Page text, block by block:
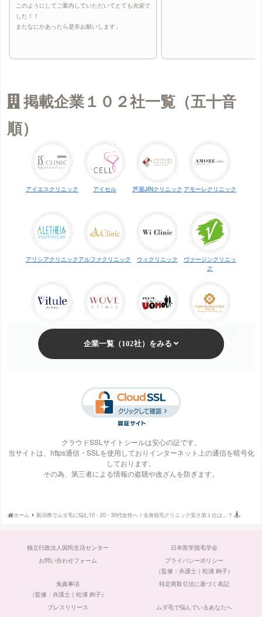
このようにしてご案内していただいてとても光栄で
した！！
またなにかあったら是非お願いします」
掲載企業１０２社一覧（五十音
順）
アイエスクリニック アイセル 芦屋JINクリニック アモーレクリニック
アリシアクリニック アルファクリニック ウィクリニック
ヴァージンクリニッ
ク
ヴィトゥレ
ウォブクリニック中
目黒
UOMO（ウオモ） エイトビューティー
クリニック
エステ・タイム エステティックTBC
S-Labo（エスラ
ボ）
エピレ エミナルクリニック エルクリニック
ック
ガーデンクリニックカルミア美肌クリニ
川崎中央クリニック京都ビューティーク
クラウドSSLサイトシールは安心の証です。
当サイトは、https通信・SSLを使用しておりインターネット上の通信を暗号化
しております。
その為、第三者による情報の盗聴や改ざんを防ぎます。
ホーム 新潟県でムダ毛に悩む10・20・30代女性へ！全身脱毛クリニック安さ第１位は…？
独立行政法人国民生活センター
日本医学脱毛学会
お問い合わせフォーム
プライバシーポリシー
（監修：弁護士｜松浦 絢子）
免責事項
（監修：弁護士｜松浦 絢子）
特定商取引法に基づく表記
プレスリリース
ムダ毛で悩んでいるあなたへ